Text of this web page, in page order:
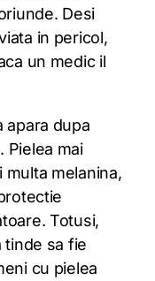
Desi
in pericol,
un medic il
apara dupa
Pielea mai
multa melanina,
Totusi,
tinde sa fie
cu pielea